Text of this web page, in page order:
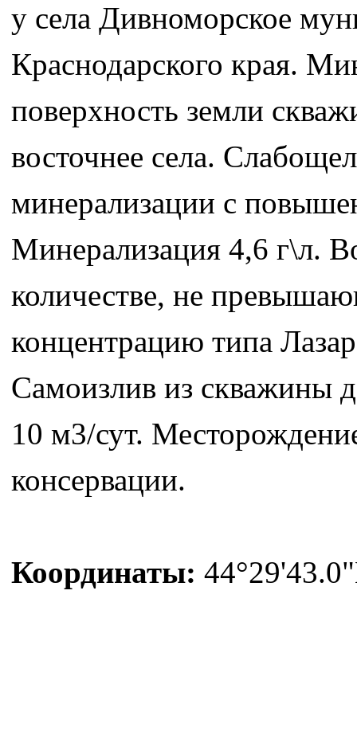
у села Дивноморское
Краснодарского края.
поверхность земли
восточнее села.
минерализации с
Минерализация 4,6 г\л.
количестве, не
концентрацию типа
Самоизлив из скважины
10 м3/сут.
консервации.
Координаты: